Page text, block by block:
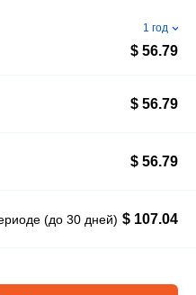
1 год
$ 56.79
$ 56.79
$ 56.79
(до 30 дней) $ 107.04